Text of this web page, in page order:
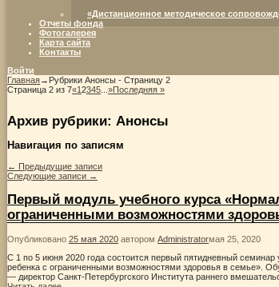
«Дистанционное методическое
Отчеты фонда
Фотогалерея
Карта сайта
Контакты
Войти
Главная→Рубрики Анонсы - Страницу 2
Страница 2 из 7«12345 »Последняя »
Архив рубрики: Анонсы
Навигация по записям
← Предыдущие записи
Следующие записи →
Первый модуль учебного курса
ограниченными возможностями
Опубликовано 25 мая 2020 автором Administratorмая 25, 2020
С 1 по 5 июня 2020 года состоится первый пятидневный
ребенка с ограниченными возможностями здоровья в семье».
— директор Санкт-Петербургского Института раннего